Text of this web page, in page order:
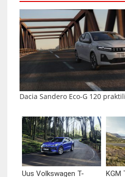
Dacia Sandero Eco-G 120
Uus Volkswagen T- KGM